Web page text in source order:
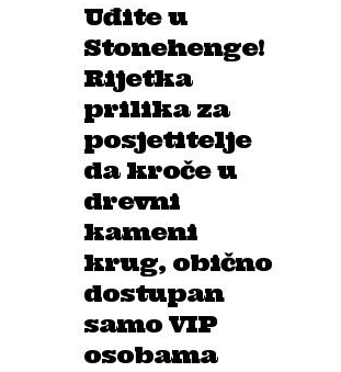
Uđite u
Stonehenge!
Rijetka
prilika za
posjetitelje
da kroče u
drevni
kameni
krug, obično
dostupan
samo VIP
osobama